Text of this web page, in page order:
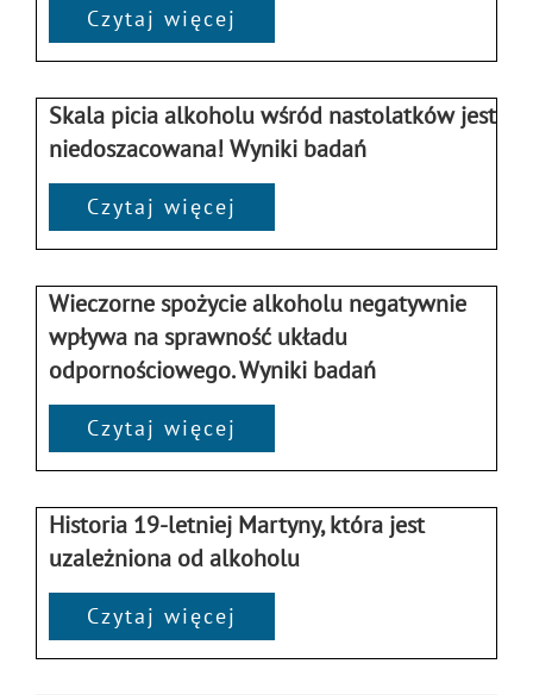
Czytaj więcej
Skala picia alkoholu wśród nastolatków jest
niedoszacowana! Wyniki badań
Czytaj więcej
Wieczorne spożycie alkoholu negatywnie
wpływa na sprawność układu
odpornościowego. Wyniki badań
Czytaj więcej
Historia 19-letniej Martyny, która jest
uzależniona od alkoholu
Czytaj więcej